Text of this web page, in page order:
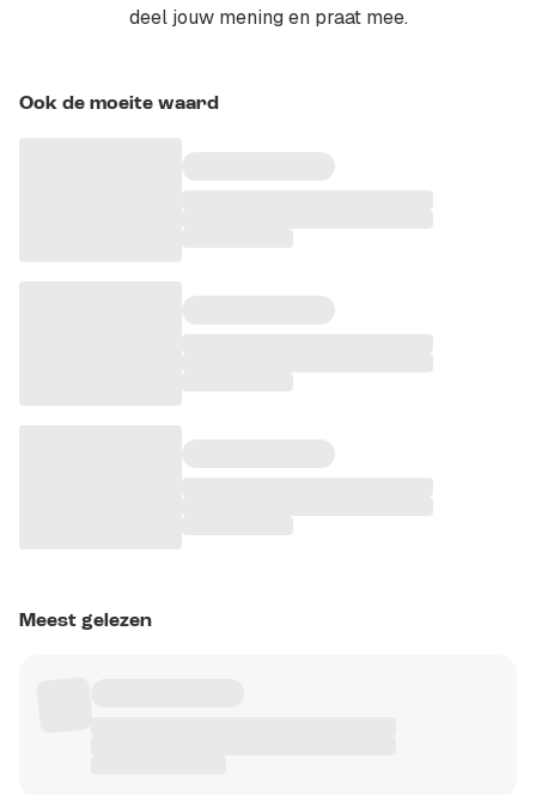
deel jouw mening en praat mee.
Ook de moeite waard
Meest gelezen